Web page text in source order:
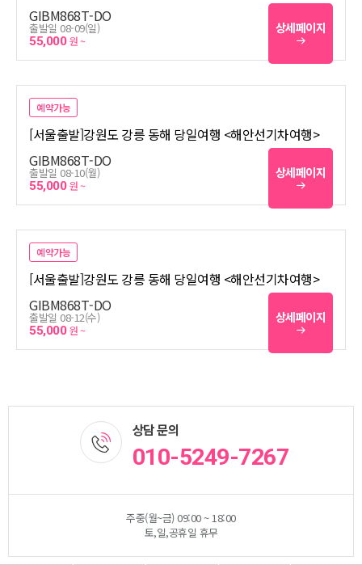
GIBM868T-DO
출발일 08-09(일)
55,000원 ~
상세페이지
예약가능
[서울출발]강원도 강릉 동해 당일여행 <해안선기차여행>
GIBM868T-DO
출발일 08-10(월)
55,000원 ~
상세페이지
예약가능
[서울출발]강원도 강릉 동해 당일여행 <해안선기차여행>
GIBM868T-DO
출발일 08-12(수)
55,000원 ~
상세페이지
상담 문의
010-5249-7267
주중(월~금) 09:00 ~ 18:00
토,일,공휴일 휴무